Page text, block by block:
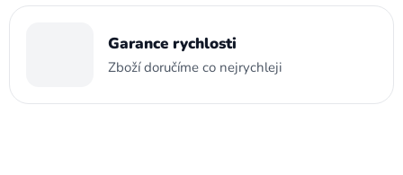
Garance rychlosti
Zboží doručíme co nejrychleji